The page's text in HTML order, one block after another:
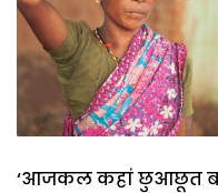
‘आजकल कहां छुआछूत